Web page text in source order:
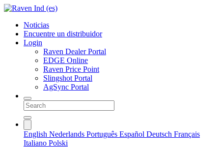
Noticias
Encuentre un distribuidor
Login
Raven Dealer Portal
EDGE Online
Raven Price Point
Slingshot Portal
AgSync Portal
English Nederlands Português Español Deutsch Français
Italiano Polski